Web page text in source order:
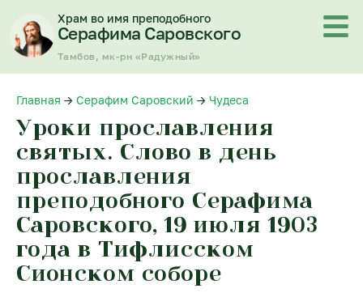
содержимому
Храм во имя преподобного
Серафима Саровского
Тамбов, мк-рн «Радужный»
Главная → Серафим Саровский → Чудеса
Уроки прославления
святых. Слово в день
прославления
преподобного Серафима
Саровского, 19 июля 1903
года в Тифлисском
Сионском соборе